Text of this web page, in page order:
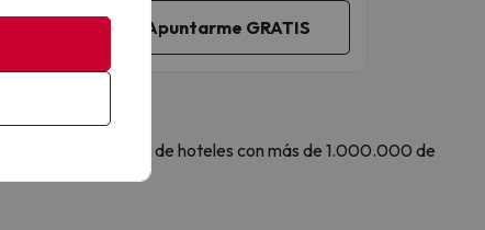
el buscador de hoteles con más de 1.000.000 de